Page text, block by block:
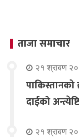
ताजा समाचार
२१ श्रावण
पाकिस्तानको
दाईको
२१ श्रावण